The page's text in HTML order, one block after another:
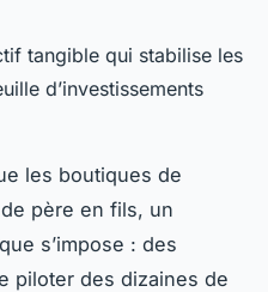
tangible qui stabilise les
d’investissements
les boutiques de
père en fils, un
s’impose : des
piloter des dizaines de